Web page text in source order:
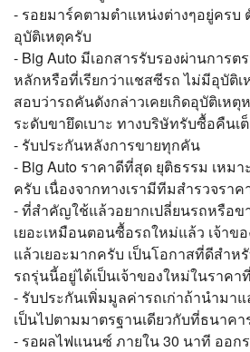
- รอยมาร์คตามตำแหน่งต่างๆอยู่ครบ
อุบัติเหตุครับ
- Big Auto มีเอกสารรับรองผ่านการต
หลักหรือที่เรียกว่าแชสซีรถ ไม่มีอุบัติ
สอบว่ารถคันดังกล่าวเคยเกิดอุบัติเห
ระดับขายึดเบาะ ทางบริษัทรับซื้อคืนเ
- รับประกันหลังการขายทุกคัน
- Big Auto ราคาดีที่สุด ยุติธรรม เหม
ครับ เนื่องจากทางเรามีทีมสำรวจรา
- ที่สำคัญใช้แล้วอยากเปลี่ยนรถหรือ
เยอะเหมือนตอนซื้อรถใหม่แล้ว เจ้า
แล้วเยอะมากครับ เป็นโอกาสที่ดีสำห
รถรุ่นนี้อยู่ได้เป็นเจ้าของใหม่ในราค
- รับประกันเพิ่มมูลค่ารถเก่าถ้านำมา
เป็นไปตามมาตรฐานเดียวกับที่ธนาค
- รอผลไฟแนนซ์ ภายใน 30 นาที ออก